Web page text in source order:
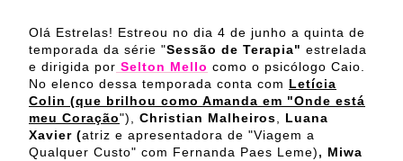
Olá Estrelas! Estreou no dia 4 de junho a quinta de
temporada da série "Sessão de Terapia" estrelada
e dirigida por Selton Mello como o psicólogo Caio.
No elenco dessa temporada conta com Letícia
Colin (que brilhou como Amanda em "Onde está
meu Coração"), Christian Malheiros, Luana
Xavier (atriz e apresentadora de "Viagem a
Qualquer Custo" com Fernanda Paes Leme), Miwa